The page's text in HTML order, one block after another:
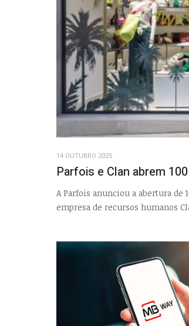
14 OUTUBRO 2025
Parfois e Clan abrem
A Parfois anunciou a abertura de
empresa de recursos humanos